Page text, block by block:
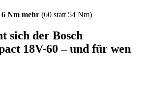
6 Nm mehr (60 statt 54 Nm)
sich der Bosch
18V-60 – und für wen